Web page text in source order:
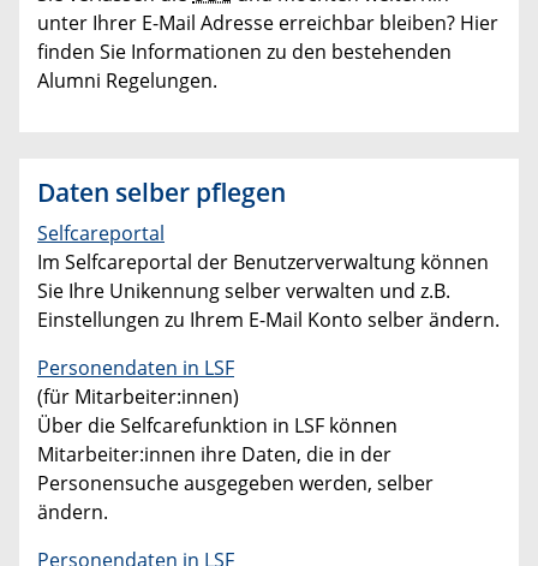
unter Ihrer E-Mail Adresse erreichbar bleiben? Hier
finden Sie Informationen zu den bestehenden
Alumni Regelungen.
Daten selber pflegen
Selfcareportal
Im Selfcareportal der Benutzerverwaltung können
Sie Ihre Unikennung selber verwalten und z.B.
Einstellungen zu Ihrem E-Mail Konto selber ändern.
Personendaten in LSF
(für Mitarbeiter:innen)
Über die Selfcarefunktion in LSF können
Mitarbeiter:innen ihre Daten, die in der
Personensuche ausgegeben werden, selber
ändern.
Personendaten in LSF